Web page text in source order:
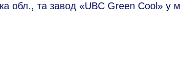
обл., та завод «UBC Green Сool» у